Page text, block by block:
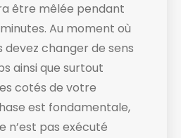
être mêlée pendant
Au moment où
devez changer de sens
ainsi que surtout
cotés de votre
est fondamentale,
n’est pas exécuté